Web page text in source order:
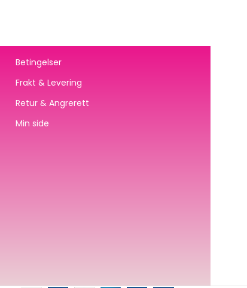
Betingelser
Frakt & Levering
Retur & Angrerett
Min side